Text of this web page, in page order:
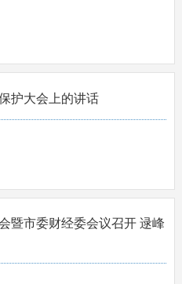
护大会上的讲话
暨市委财经委会议召开 逯峰